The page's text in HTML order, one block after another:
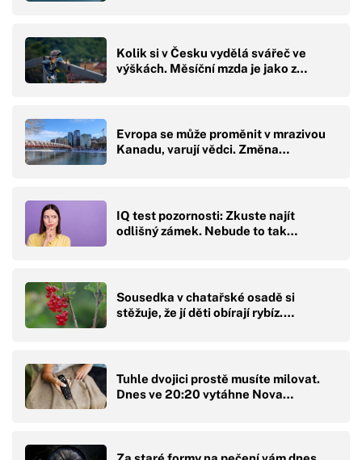
Kolik si v Česku vydělá svářeč ve
výškách. Měsíční mzda je jako z…
Evropa se může proměnit v mrazivou
Kanadu, varují vědci. Změna…
IQ test pozornosti: Zkuste najít
odlišný zámek. Nebude to tak…
Sousedka v chatařské osadě si
stěžuje, že jí děti obírají rybíz.…
Tuhle dvojici prostě musíte milovat.
Dnes ve 20:20 vytáhne Nova…